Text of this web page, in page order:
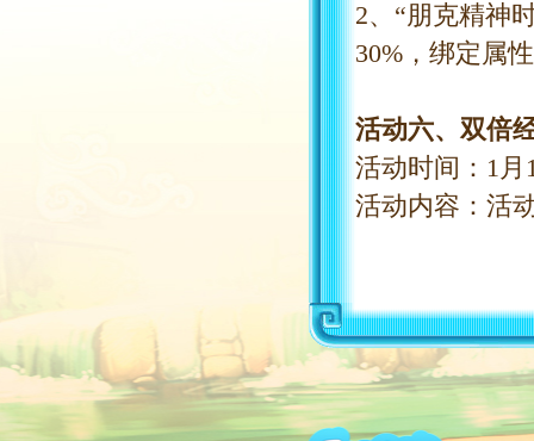
2、“朋克精神
30%，绑定属
活动六、双倍
活动时间： 1月
活动内容：活